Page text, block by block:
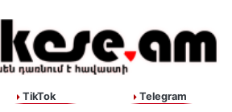
TikTok Telegram